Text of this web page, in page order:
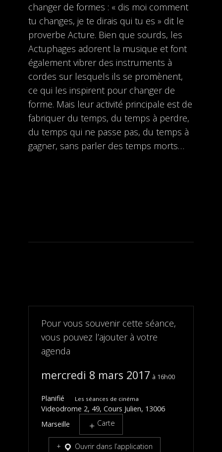
changer de formes : « dis moi comment
tu changes, je te dirais qui tu es » dit le
proverbe Acture. Bien que sourds, les
Actuphages adorent la musique et font
également vibrer des instruments à
cordes sur lesquels ils se promènent,
ce qui les inspirent pour changer de
forme. Mais leur activité principale est de
fabriquer du temps, du temps à perdre,
du temps qui ne passe pas, du temps à
gagner, sans parler des temps morts…
Pour vous souvenir cette séance,
vous pouvez l’ajouter à votre
agenda
mercredi 8 mars 2017 16h00
Planifié Les séances de cinéma
Videodrome 2, 49, Cours Julien, 13006
Marseille
Carte
Ouvrir dans l’application